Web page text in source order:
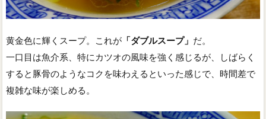
黄金色に輝くスープ。これが 「ダブルスープ」 だ。
一口目は魚介系、特にカツオの風味を強く感じるが、しばらく
すると豚骨のようなコクを味わえるといった感じで、時間差で
複雑な味が楽しめる。